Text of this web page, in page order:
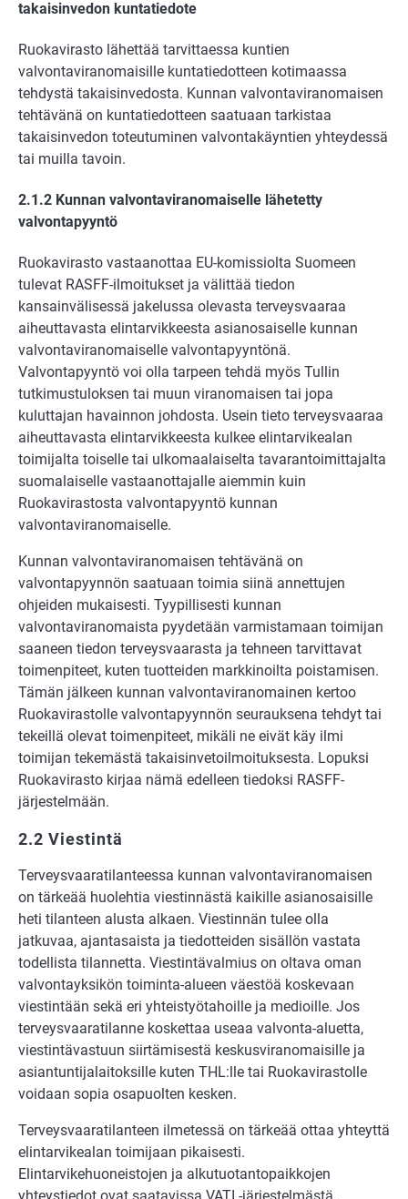
takaisinvedon kuntatiedote
Ruokavirasto lähettää tarvittaessa kuntien
valvontaviranomaisille kuntatiedotteen kotimaassa
tehdystä takaisinvedosta. Kunnan valvontaviranomaisen
tehtävänä on kuntatiedotteen saatuaan tarkistaa
takaisinvedon toteutuminen valvontakäyntien yhteydessä
tai muilla tavoin.
2.1.2 Kunnan valvontaviranomaiselle lähetetty
valvontapyyntö
Ruokavirasto vastaanottaa EU-komissiolta Suomeen
tulevat RASFF-ilmoitukset ja välittää tiedon
kansainvälisessä jakelussa olevasta terveysvaaraa
aiheuttavasta elintarvikkeesta asianosaiselle kunnan
valvontaviranomaiselle valvontapyyntönä.
Valvontapyyntö voi olla tarpeen tehdä myös Tullin
tutkimustuloksen tai muun viranomaisen tai jopa
kuluttajan havainnon johdosta. Usein tieto terveysvaaraa
aiheuttavasta elintarvikkeesta kulkee elintarvikealan
toimijalta toiselle tai ulkomaalaiselta tavarantoimittajalta
suomalaiselle vastaanottajalle aiemmin kuin
Ruokavirastosta valvontapyyntö kunnan
valvontaviranomaiselle.
Kunnan valvontaviranomaisen tehtävänä on
valvontapyynnön saatuaan toimia siinä annettujen
ohjeiden mukaisesti. Tyypillisesti kunnan
valvontaviranomaista pyydetään varmistamaan toimijan
saaneen tiedon terveysvaarasta ja tehneen tarvittavat
toimenpiteet, kuten tuotteiden markkinoilta poistamisen.
Tämän jälkeen kunnan valvontaviranomainen kertoo
Ruokavirastolle valvontapyynnön seurauksena tehdyt tai
tekeillä olevat toimenpiteet, mikäli ne eivät käy ilmi
toimijan tekemästä takaisinvetoilmoituksesta. Lopuksi
Ruokavirasto kirjaa nämä edelleen tiedoksi RASFF-
järjestelmään.
2.2 Viestintä
Terveysvaaratilanteessa kunnan valvontaviranomaisen
on tärkeää huolehtia viestinnästä kaikille asianosaisille
heti tilanteen alusta alkaen. Viestinnän tulee olla
jatkuvaa, ajantasaista ja tiedotteiden sisällön vastata
todellista tilannetta. Viestintävalmius on oltava oman
valvontayksikön toiminta-alueen väestöä koskevaan
viestintään sekä eri yhteistyötahoille ja medioille. Jos
terveysvaaratilanne koskettaa useaa valvonta-aluetta,
viestintävastuun siirtämisestä keskusviranomaisille ja
asiantuntijalaitoksille kuten THL:lle tai Ruokavirastolle
voidaan sopia osapuolten kesken.
Terveysvaaratilanteen ilmetessä on tärkeää ottaa yhteyttä
elintarvikealan toimijaan pikaisesti.
Elintarvikehuoneistojen ja alkutuotantopaikkojen